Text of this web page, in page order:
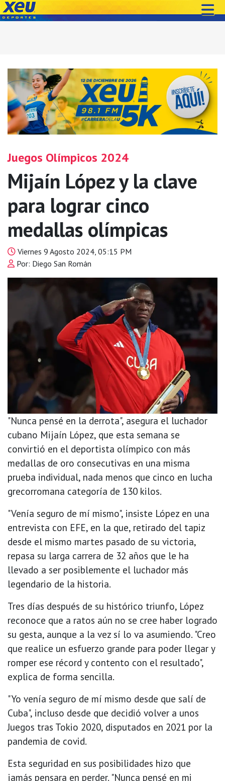
Juegos Olímpicos 2024
Mijaín López y la clave
para lograr cinco
medallas olímpicas
Viernes 9 Agosto 2024, 05:15 PM
Por: Diego San Román
"Nunca pensé en la derrota", asegura el luchador
cubano Mijaín López, que esta semana se
convirtió en el deportista olímpico con más
medallas de oro consecutivas en una misma
prueba individual, nada menos que cinco en lucha
grecorromana categoría de 130 kilos.
"Venía seguro de mí mismo", insiste López en una
entrevista con EFE, en la que, retirado del tapiz
desde el mismo martes pasado de su victoria,
repasa su larga carrera de 32 años que le ha
llevado a ser posiblemente el luchador más
legendario de la historia.
Tres días después de su histórico triunfo, López
reconoce que a ratos aún no se cree haber logrado
su gesta, aunque a la vez sí lo va asumiendo. "Creo
que realice un esfuerzo grande para poder llegar y
romper ese récord y contento con el resultado",
explica de forma sencilla.
"Yo venía seguro de mí mismo desde que salí de
Cuba", incluso desde que decidió volver a unos
Juegos tras Tokio 2020, disputados en 2021 por la
pandemia de covid.
Esta seguridad en sus posibilidades hizo que
jamás pensara en perder. "Nunca pensé en mi